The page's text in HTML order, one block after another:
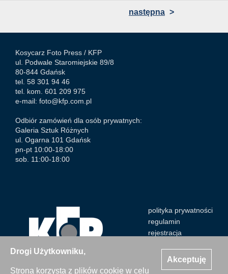
Akceptuję
Drogi Użytkowniku,
Strona korzysta z plików cookie w celu
następna >
Kosycarz Foto Press / KFP
ul. Podwale Staromiejskie 89/8
80-844 Gdańsk
tel. 58 301 94 46
tel. kom. 601 209 975
e-mail: foto@kfp.com.pl
Odbiór zamówień dla osób prywatnych:
Galeria Sztuk Różnych
ul. Ogarna 101 Gdańsk
pn-pt 10:00-18:00
sob. 11:00-18:00
polityka prywatności
regulamin
rejestracja